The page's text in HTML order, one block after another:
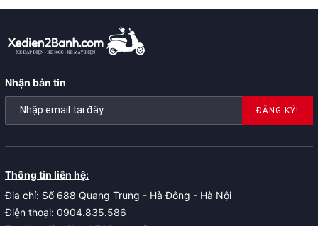
Nhận bản tin
ĐĂNG KÝ!
Thông tin liên hệ:
Địa chỉ: Số 688 Quang Trung - Hà Đông - Hà Nội
Điện thoại: 0904.835.586